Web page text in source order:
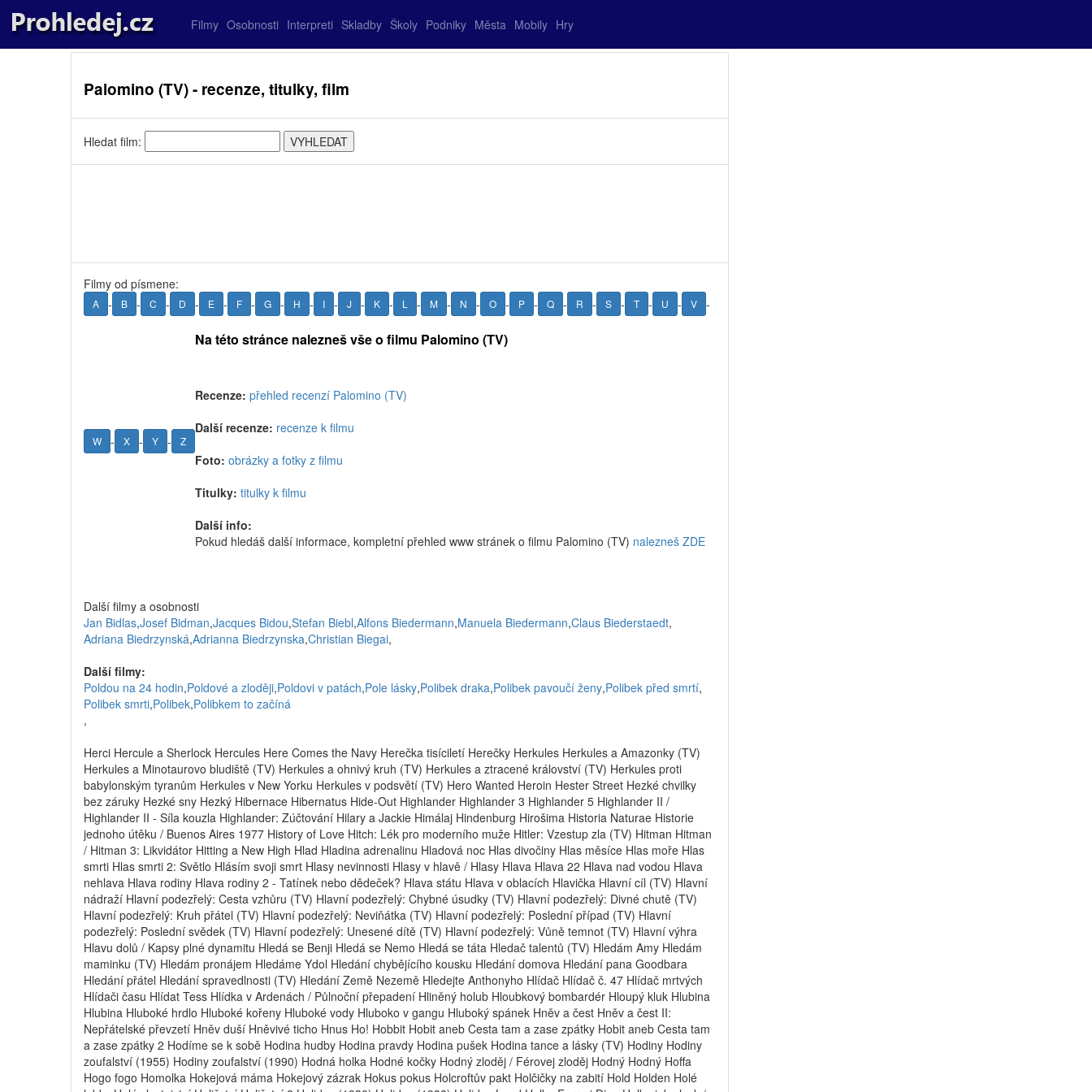
Filmy Osobnosti Interpreti Skladby Školy Podniky Města Mobily Hry
Palomino (TV) - recenze, titulky, film
Hledat film:
Filmy od písmene:
A - B - C - D - E - F - G - H - I - J - K - L - M - N - O - P - Q - R - S - T - U - V -
W - X - Y - Z
Na této stránce nalezneš vše o filmu Palomino (TV)
Recenze: přehled recenzí Palomino (TV)
Další recenze: recenze k filmu
Foto: obrázky a fotky z filmu
Titulky: titulky k filmu
Další info:
Pokud hledáš další informace, kompletní přehled www stránek o filmu Palomino (TV) nalezneš ZDE
Další filmy a osobnosti
Jan Bidlas,Josef Bidman,Jacques Bidou,Stefan Biebl,Alfons Biedermann,Manuela Biedermann,Claus Biederstaedt,
Adriana Biedrzynská,Adrianna Biedrzynska,Christian Biegai,
Další filmy:
Poldou na 24 hodin,Poldové a zloději,Poldovi v patách,Pole lásky,Polibek draka,Polibek pavoučí ženy,Polibek před smrtí,
Polibek smrti,Polibek,Polibkem to začíná
,
Herci Hercule a Sherlock Hercules Here Comes the Navy Herečka tisíciletí Herečky Herkules Herkules a Amazonky (TV)
Herkules a Minotaurovo bludiště (TV) Herkules a ohnivý kruh (TV) Herkules a ztracené království (TV) Herkules proti
babylonským tyranům Herkules v New Yorku Herkules v podsvětí (TV) Hero Wanted Heroin Hester Street Hezké chvilky
bez záruky Hezké sny Hezký Hibernace Hibernatus Hide-Out Highlander Highlander 3 Highlander 5 Highlander II /
Highlander II - Síla kouzla Highlander: Zúčtování Hilary a Jackie Himálaj Hindenburg Hirošima Historia Naturae Historie
jednoho útěku / Buenos Aires 1977 History of Love Hitch: Lék pro moderního muže Hitler: Vzestup zla (TV) Hitman Hitman
/ Hitman 3: Likvidátor Hitting a New High Hlad Hladina adrenalinu Hladová noc Hlas divočiny Hlas měsíce Hlas moře Hlas
smrti Hlas smrti 2: Světlo Hlásím svoji smrt Hlasy nevinnosti Hlasy v hlavě / Hlasy Hlava Hlava 22 Hlava nad vodou Hlava
nehlava Hlava rodiny Hlava rodiny 2 - Tatínek nebo dědeček? Hlava státu Hlava v oblacích Hlavička Hlavní cíl (TV) Hlavní
nádraží Hlavní podezřelý: Cesta vzhůru (TV) Hlavní podezřelý: Chybné úsudky (TV) Hlavní podezřelý: Divné chutě (TV)
Hlavní podezřelý: Kruh přátel (TV) Hlavní podezřelý: Neviňátka (TV) Hlavní podezřelý: Poslední případ (TV) Hlavní
podezřelý: Poslední svědek (TV) Hlavní podezřelý: Unesené dítě (TV) Hlavní podezřelý: Vůně temnot (TV) Hlavní výhra
Hlavu dolů / Kapsy plné dynamitu Hledá se Benji Hledá se Nemo Hledá se táta Hledač talentů (TV) Hledám Amy Hledám
maminku (TV) Hledám pronájem Hledáme Ydol Hledání chybějícího kousku Hledání domova Hledání pana Goodbara
Hledání přátel Hledání spravedlnosti (TV) Hledání Země Nezemě Hledejte Anthonyho Hlídač Hlídač č. 47 Hlídač mrtvých
Hlídači času Hlídat Tess Hlídka v Ardenách / Půlnoční přepadení Hliněný holub Hloubkový bombardér Hloupý kluk Hlubina
Hlubina Hluboké hrdlo Hluboké kořeny Hluboké vody Hluboko v gangu Hluboký spánek Hněv a čest Hněv a čest II:
Nepřátelské převzetí Hněv duší Hněvivé ticho Hnus Ho! Hobbit Hobit aneb Cesta tam a zase zpátky Hobit aneb Cesta tam
a zase zpátky 2 Hodíme se k sobě Hodina hudby Hodina pravdy Hodina pušek Hodina tance a lásky (TV) Hodiny Hodiny
zoufalství (1955) Hodiny zoufalství (1990) Hodná holka Hodné kočky Hodný zloděj / Férovej zloděj Hodný Hodný Hoffa
Hogo fogo Homolka Hokejová máma Hokejový zázrak Hokus pokus Holcroftův pakt Holčičky na zabití Hold Holden Holé